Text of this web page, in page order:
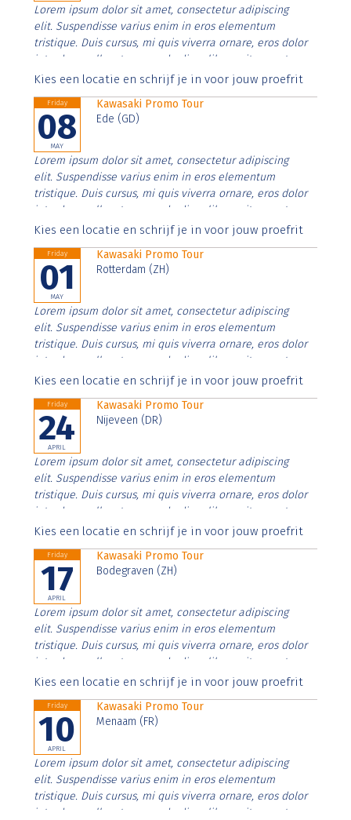
Lorem ipsum dolor sit amet, consectetur adipiscing
elit. Suspendisse varius enim in eros elementum
tristique. Duis cursus, mi quis viverra ornare, eros dolor
interdum nulla, ut commodo diam libero vitae erat.
Aenean faucibus nibh et justo cursus id rutrum lorem
Kies een locatie en schrijf je in voor jouw proefrit
Friday
08
MAY
Kawasaki Promo Tour
Ede (GD)
Lorem ipsum dolor sit amet, consectetur adipiscing
elit. Suspendisse varius enim in eros elementum
tristique. Duis cursus, mi quis viverra ornare, eros dolor
interdum nulla, ut commodo diam libero vitae erat.
Aenean faucibus nibh et justo cursus id rutrum lorem
Kies een locatie en schrijf je in voor jouw proefrit
Friday
01
MAY
Kawasaki Promo Tour
Rotterdam (ZH)
Lorem ipsum dolor sit amet, consectetur adipiscing
elit. Suspendisse varius enim in eros elementum
tristique. Duis cursus, mi quis viverra ornare, eros dolor
interdum nulla, ut commodo diam libero vitae erat.
Aenean faucibus nibh et justo cursus id rutrum lorem
Kies een locatie en schrijf je in voor jouw proefrit
Friday
24
APRIL
Kawasaki Promo Tour
Nijeveen (DR)
Lorem ipsum dolor sit amet, consectetur adipiscing
elit. Suspendisse varius enim in eros elementum
tristique. Duis cursus, mi quis viverra ornare, eros dolor
interdum nulla, ut commodo diam libero vitae erat.
Aenean faucibus nibh et justo cursus id rutrum lorem
Kies een locatie en schrijf je in voor jouw proefrit
Friday
17
APRIL
Kawasaki Promo Tour
Bodegraven (ZH)
Lorem ipsum dolor sit amet, consectetur adipiscing
elit. Suspendisse varius enim in eros elementum
tristique. Duis cursus, mi quis viverra ornare, eros dolor
interdum nulla, ut commodo diam libero vitae erat.
Aenean faucibus nibh et justo cursus id rutrum lorem
Kies een locatie en schrijf je in voor jouw proefrit
Friday
10
APRIL
Kawasaki Promo Tour
Menaam (FR)
Lorem ipsum dolor sit amet, consectetur adipiscing
elit. Suspendisse varius enim in eros elementum
tristique. Duis cursus, mi quis viverra ornare, eros dolor
interdum nulla, ut commodo diam libero vitae erat.